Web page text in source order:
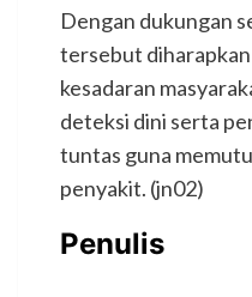
Dengan dukungan
tersebut
kesadaran
deteksi dini serta
tuntas guna
penyakit. (jn02)
Penulis